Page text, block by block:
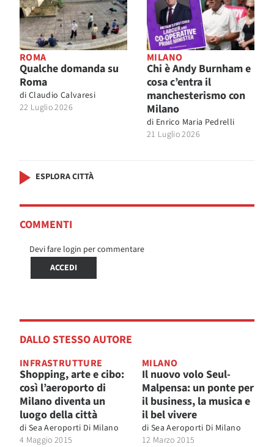
ROMA
Qualche domanda su
Roma
di Claudio Calvaresi
22 Luglio 2026
MILANO
Chi è Andy Burnham e
cosa c’entra il
manchesterismo con
Milano
di Enrico Maria Pedrelli
21 Luglio 2026
ESPLORA CITTÀ
COMMENTI
Devi fare login per commentare
ACCEDI
DALLO STESSO AUTORE
INFRASTRUTTURE
Shopping, arte e cibo:
così l’aeroporto di
Milano diventa un
luogo della città
di Sea Aeroporti Di Milano
4 Maggio 2015
MILANO
Il nuovo volo Seul-
Malpensa: un ponte per
il business, la musica e
il bel vivere
di Sea Aeroporti Di Milano
12 Marzo 2015